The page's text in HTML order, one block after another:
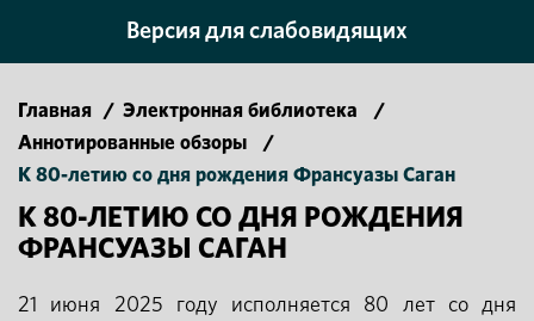
Версия для слабовидящих
Главная / Электронная библиотека
/
Аннотированные обзоры
/
К 80-летию со дня рождения Франсуазы Саган
К 80-ЛЕТИЮ СО ДНЯ РОЖДЕНИЯ
ФРАНСУАЗЫ САГАН
21 июня 2025 году исполняется 80 лет со дня